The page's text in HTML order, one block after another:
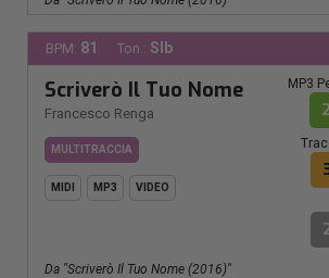
BPM: 81 Ton.: SIb
Scriverò Il Tuo Nome
Francesco Renga
MULTITRACCIA
MIDI MP3 VIDEO
MP3
Da "scriverò Il Tuo Nome (2016)"